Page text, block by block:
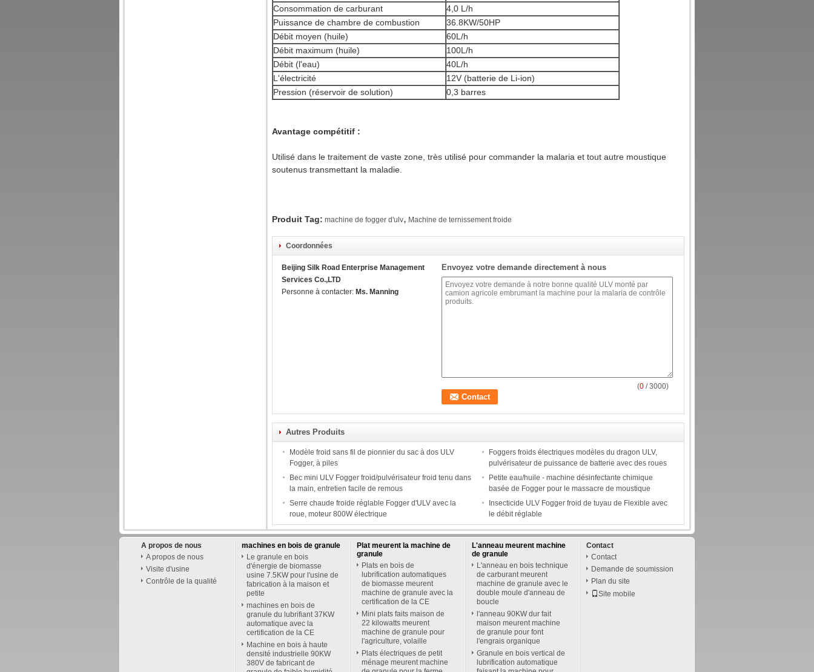
Consommation de carburant
4,0 L/h
Puissance de chambre de combustion
36.8KW/50HP
Débit moyen (huile)
60L/h
Débit maximum (huile)
100L/h
Débit (l'eau)
40L/h
L'électricité
12V (batterie de Li-ion)
Pression (réservoir de solution)
0,3 barres
Avantage compétitif :
Utilisé dans le traitement de vaste zone, très utilisé pour commander la malaria et tout autre moustique
soutenus transmettant la maladie.
Produit Tag: machine de fogger d'ulv, Machine de ternissement froide
Coordonnées
Beijing Silk Road Enterprise Management
Services Co.,LTD
Personne à contacter: Ms. Manning
Envoyez votre demande directement à nous
(0 / 3000)
Autres Produits
Modèle froid sans fil de pionnier du sac à dos ULV
Fogger, à piles
Foggers froids électriques modèles du dragon ULV,
pulvérisateur de puissance de batterie avec des roues
Bec mini ULV Fogger froid/pulvérisateur froid tenu dans
la main, entretien facile de remous
Petite eau/huile - machine désinfectante chimique
basée de Fogger pour le massacre de moustique
Serre chaude froide réglable Fogger d'ULV avec la
roue, moteur 800W électrique
Insecticide ULV Fogger froid de tuyau de Fiexible avec
le débit réglable
A propos de nous
A propos de nous
Visite d'usine
Contrôle de la qualité
machines en bois de granule
Le granule en bois
d'énergie de biomasse
usine 7.5KW pour l'usine de
fabrication à la maison et
petite
machines en bois de
granule du lubrifiant 37KW
automatique avec la
certification de la CE
Machine en bois à haute
densité industrielle 90KW
380V de fabricant de
Plat meurent la machine de
granule
Plats en bois de
lubrification automatiques
de biomasse meurent
machine de granule avec la
certification de la CE
Mini plats faits maison de
22 kilowatts meurent
machine de granule pour
l'agriculture, volaille
Plats électriques de petit
ménage meurent machine
L'anneau meurent machine
de granule
L'anneau en bois technique
de carburant meurent
machine de granule avec le
double moule d'anneau de
boucle
l'anneau 90KW dur fait
maison meurent machine
de granule pour font
l'engrais organique
Granule en bois vertical de
lubrification automatique
Contact
Contact
Demande de soumission
Plan du site
Site mobile